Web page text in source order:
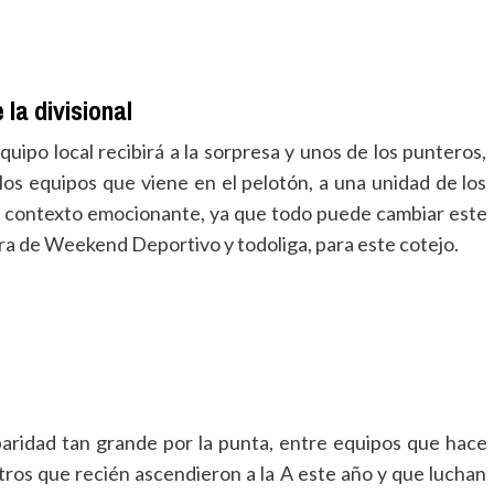
la divisional
local recibirá a la sorpresa y unos de los punteros,
equipos que viene en el pelotón, a una unidad de los
emocionante, ya que todo puede cambiar este
de Weekend Deportivo y todoliga, para este cotejo.
tan grande por la punta, entre equipos que hace
que recién ascendieron a la A este año y que luchan